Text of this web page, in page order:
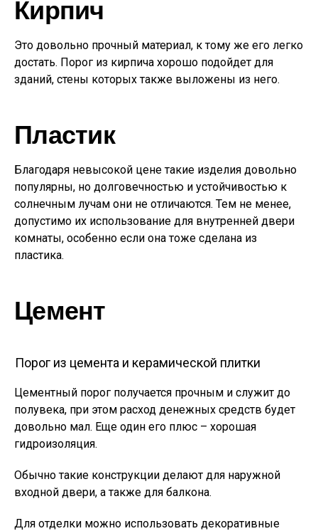
Кирпич
Это довольно прочный материал, к тому же его легко
достать. Порог из кирпича хорошо подойдет для
зданий, стены которых также выложены из него.
Пластик
Благодаря невысокой цене такие изделия довольно
популярны, но долговечностью и устойчивостью к
солнечным лучам они не отличаются. Тем не менее,
допустимо их использование для внутренней двери
комнаты, особенно если она тоже сделана из
пластика.
Цемент
Порог из цемента и керамической плитки
Цементный порог получается прочным и служит до
полувека, при этом расход денежных средств будет
довольно мал. Еще один его плюс – хорошая
гидроизоляция.
Обычно такие конструкции делают для наружной
входной двери, а также для балкона.
Для отделки можно использовать декоративные